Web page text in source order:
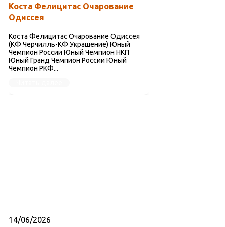
Коста Фелицитас Очарование
Одиссея
Коста Фелицитас Очарование Одиссея
(КФ Черчилль-КФ Украшение) Юный
Чемпион России Юный Чемпион НКП
Юный Гранд Чемпион России Юный
Чемпион РКФ...
14/06/2026